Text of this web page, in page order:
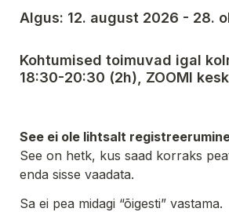
Algus: 12. august 2026 - 28.
Kohtumised toimuvad igal
18:30-20:30 (2h), ZOOMI
See ei ole lihtsalt
See on hetk, kus saad korraks
enda sisse vaadata.
Sa ei pea midagi “õigesti” vastama.